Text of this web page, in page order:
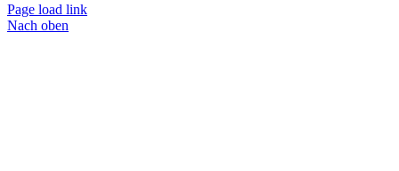
Page load link
Nach oben